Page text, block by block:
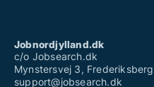
Jobnordjylland.dk
c/o Jobsearch.dk
Mynstersvej 3, Frederiksberg
support@jobsearch.dk